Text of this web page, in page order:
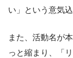
い」という意気
また、活動名が
っと縮まり、「